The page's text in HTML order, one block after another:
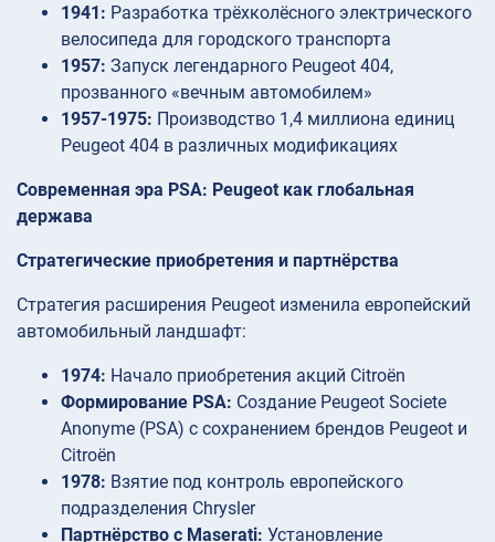
1941: Разработка трёхколёсного электрического
велосипеда для городского транспорта
1957: Запуск легендарного Peugeot 404,
прозванного «вечным автомобилем»
1957-1975: Производство 1,4 миллиона единиц
Peugeot 404 в различных модификациях
Современная эра PSA: Peugeot как глобальная
держава
Стратегические приобретения и партнёрства
Стратегия расширения Peugeot изменила европейский
автомобильный ландшафт:
1974: Начало приобретения акций Citroën
Формирование PSA: Создание Peugeot Societe
Anonyme (PSA) с сохранением брендов Peugeot и
Citroën
1978: Взятие под контроль европейского
подразделения Chrysler
Партнёрство с Maserati: Установление